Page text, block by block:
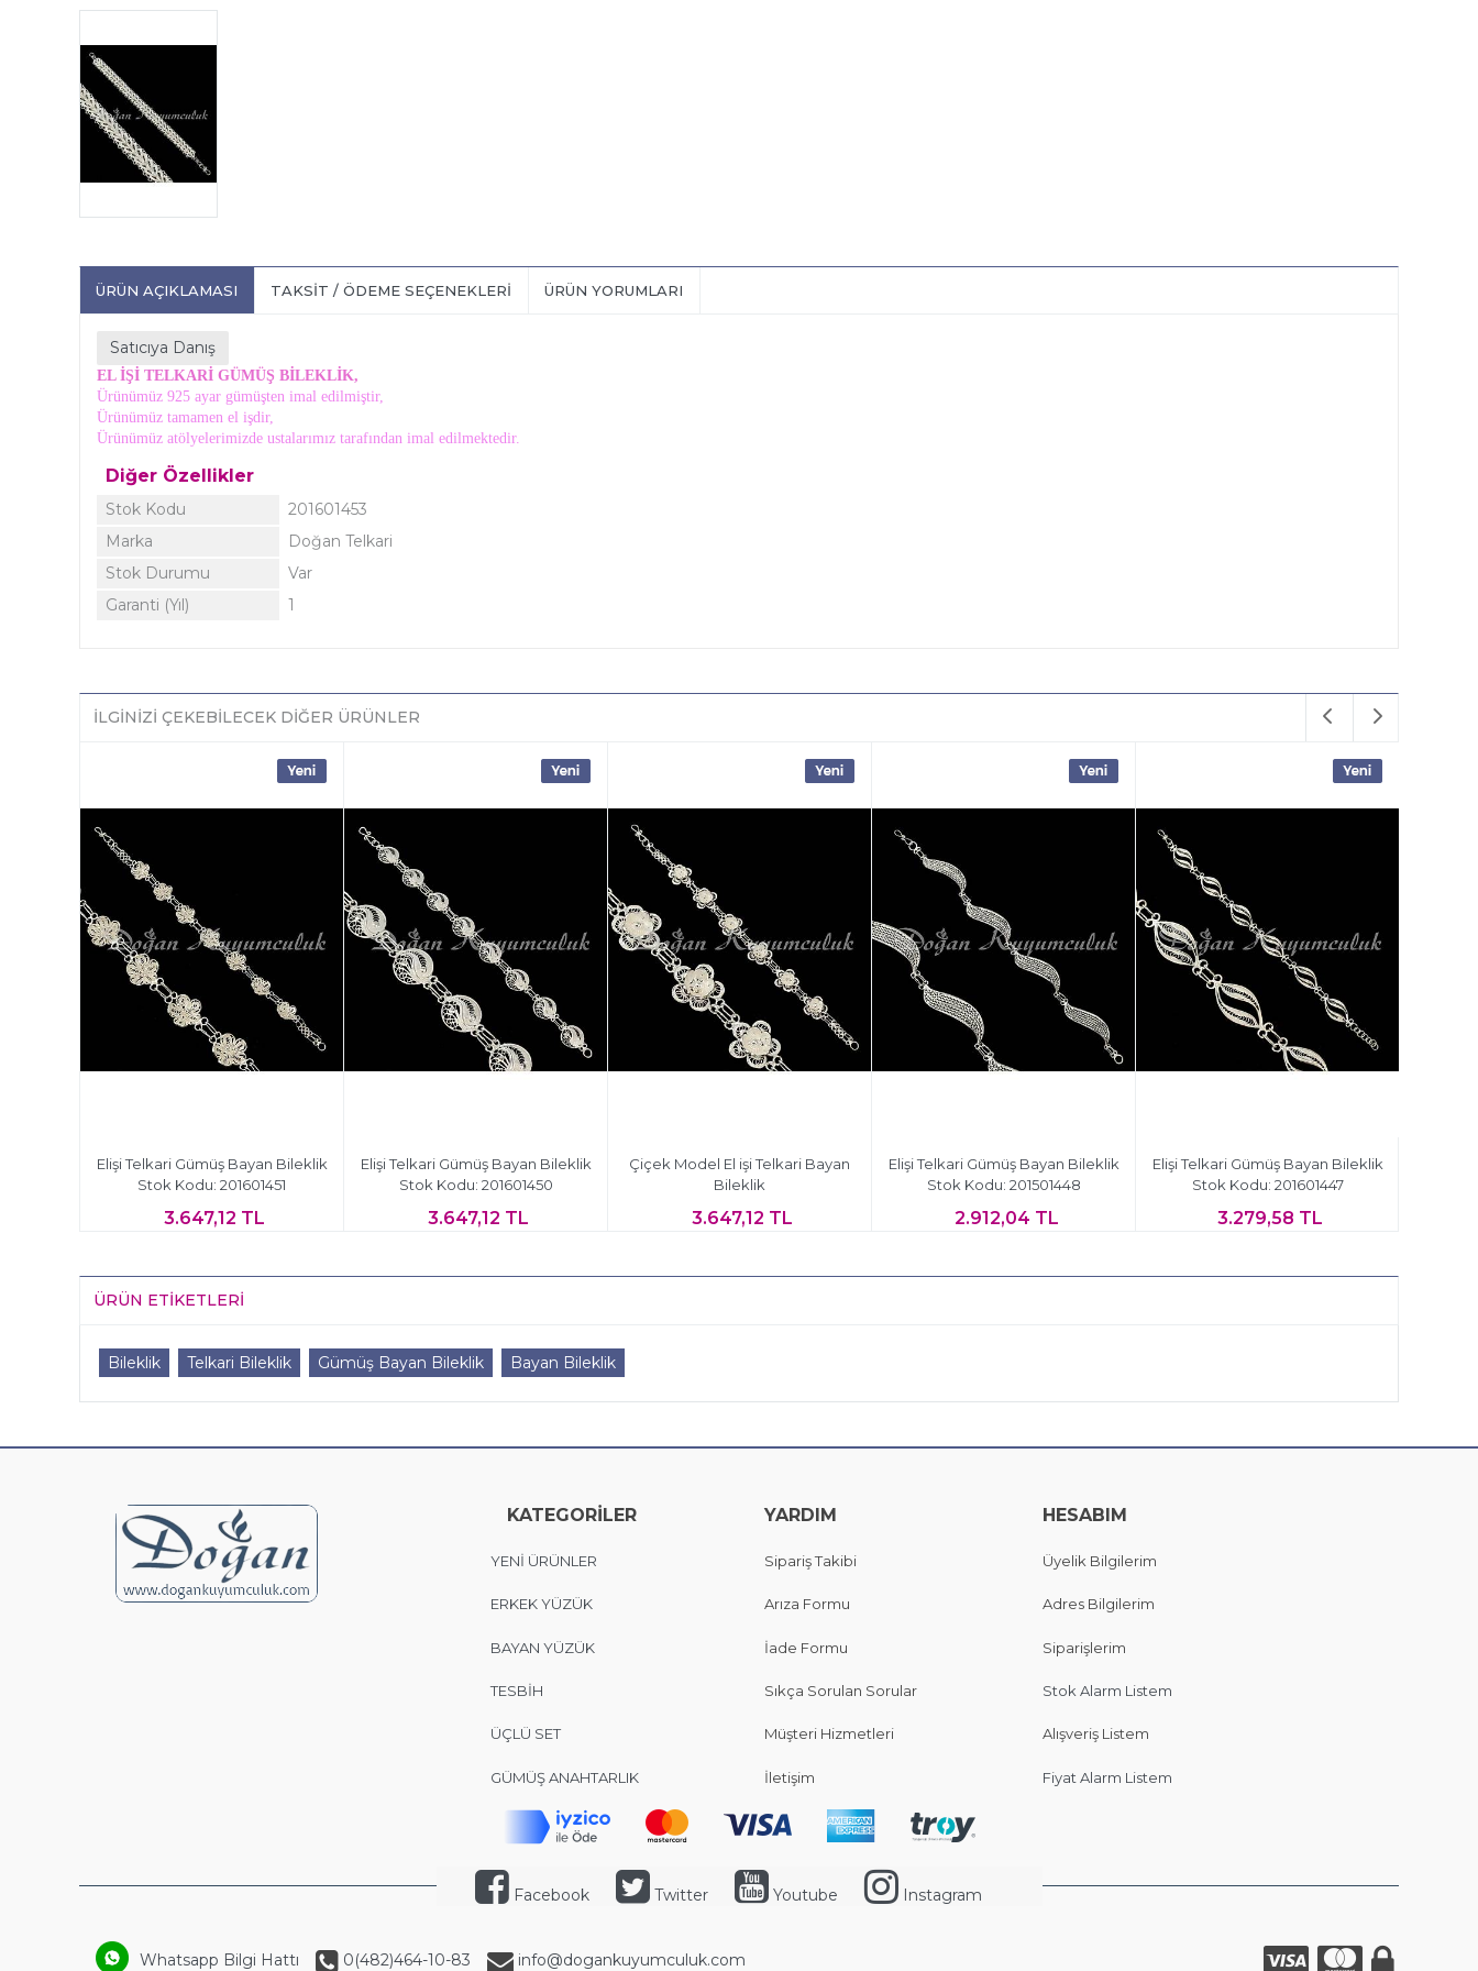
ÜRÜN AÇIKLAMASI TAKSIT / ÖDEME SEÇENEKLERI ÜRÜN YORUMLARI
Satıcıya Danış
EL İŞİ TELKARİ GÜMÜŞ BİLEKLİK,
Ürünümüz 925 ayar gümüşten imal edilmiştir,
Ürünümüz tamamen el işdir,
Ürünümüz atölyelerimizde ustalarımız tarafından imal edilmektedir.
Diğer Özellikler
Stok Kodu
201601453
Marka
Doğan Telkari
Stok Durumu
Var
Garanti (Yıl)
1
İLGINIZI ÇEKEBILECEK DIĞER ÜRÜNLER
Elişi Telkari Gümüş Bayan Bileklik
Stok Kodu: 201601451
3.647,12 TL
Elişi Telkari Gümüş Bayan Bileklik
Stok Kodu: 201601450
3.647,12 TL
Çiçek Model El işi Telkari Bayan
Bileklik
3.647,12 TL
Elişi Telkari Gümüş Bayan Bileklik
Stok Kodu: 201501448
2.912,04 TL
Elişi Telkari Gümüş Bayan Bileklik
Stok Kodu: 201601447
3.279,58 TL
ÜRÜN ETIKETLERI
Bileklik Telkari Bileklik Gümüş Bayan Bileklik Bayan Bileklik
KATEGORİLER
YENİ ÜRÜNLER
ERKEK YÜZÜK
BAYAN YÜZÜK
TESBİH
ÜÇLÜ SET
GÜMÜŞ ANAHTARLIK
YARDIM
Sipariş Takibi
Arıza Formu
İade Formu
Sıkça Sorulan Sorular
Müşteri Hizmetleri
İletişim
HESABIM
Üyelik Bilgilerim
Adres Bilgilerim
Siparişlerim
Stok Alarm Listem
Alışveriş Listem
Fiyat Alarm Listem
Facebook Twitter Youtube Instagram
Whatsapp Bilgi Hattı 0(482)464-10-83 info@dogankuyumculuk.com